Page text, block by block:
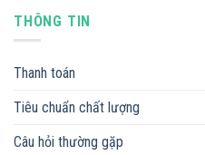
THÔNG TIN
Thanh toán
Tiêu chuẩn chất lượng
Câu hỏi thường gặp